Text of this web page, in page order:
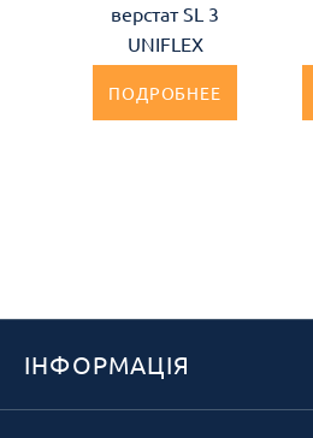
верстат SL 3
UNIFLEX
ПОДРОБНЕЕ
ІНФОРМАЦІЯ